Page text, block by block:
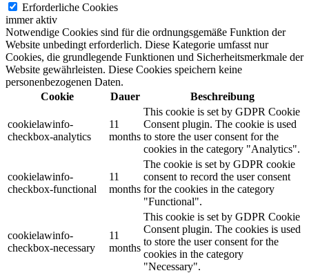
Erforderliche Cookies
immer aktiv
Notwendige Cookies sind für die ordnungsgemäße Funktion der
Website unbedingt erforderlich. Diese Kategorie umfasst nur
Cookies, die grundlegende Funktionen und Sicherheitsmerkmale der
Website gewährleisten. Diese Cookies speichern keine
personenbezogenen Daten.
Cookie
Dauer Beschreibung
cookielawinfo-
checkbox-analytics
11
months
This cookie is set by GDPR Cookie
Consent plugin. The cookie is used
to store the user consent for the
cookies in the category "Analytics".
cookielawinfo-
checkbox-functional
11
months
The cookie is set by GDPR cookie
consent to record the user consent
for the cookies in the category
"Functional".
cookielawinfo-
checkbox-necessary
11
months
This cookie is set by GDPR Cookie
Consent plugin. The cookies is used
to store the user consent for the
cookies in the category
"Necessary".